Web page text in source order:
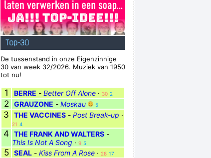
Top-30
De tussenstand in onze Eigenzinnige
30 van week 32/2026. Muziek van 1950
tot nu!
1 BERRE - Better Off Alone · 30 2
2 GRAUZONE - Moskau 5
3 THE VACCINES - Post Break-up ·
21 4
4 THE FRANK AND WALTERS -
This Is Not A Song · 9 5
5 SEAL - Kiss From A Rose · 28 17